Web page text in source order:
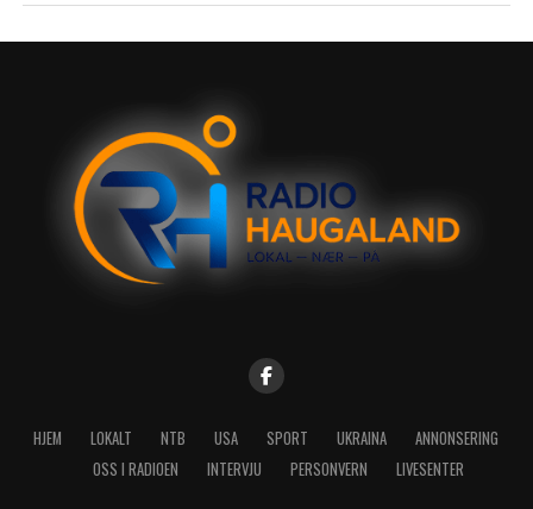
HJEM LOKALT NTB USA SPORT UKRAINA
ANNONSERING
OSS I RADIOEN
INTERVJU PERSONVERN LIVESENTER